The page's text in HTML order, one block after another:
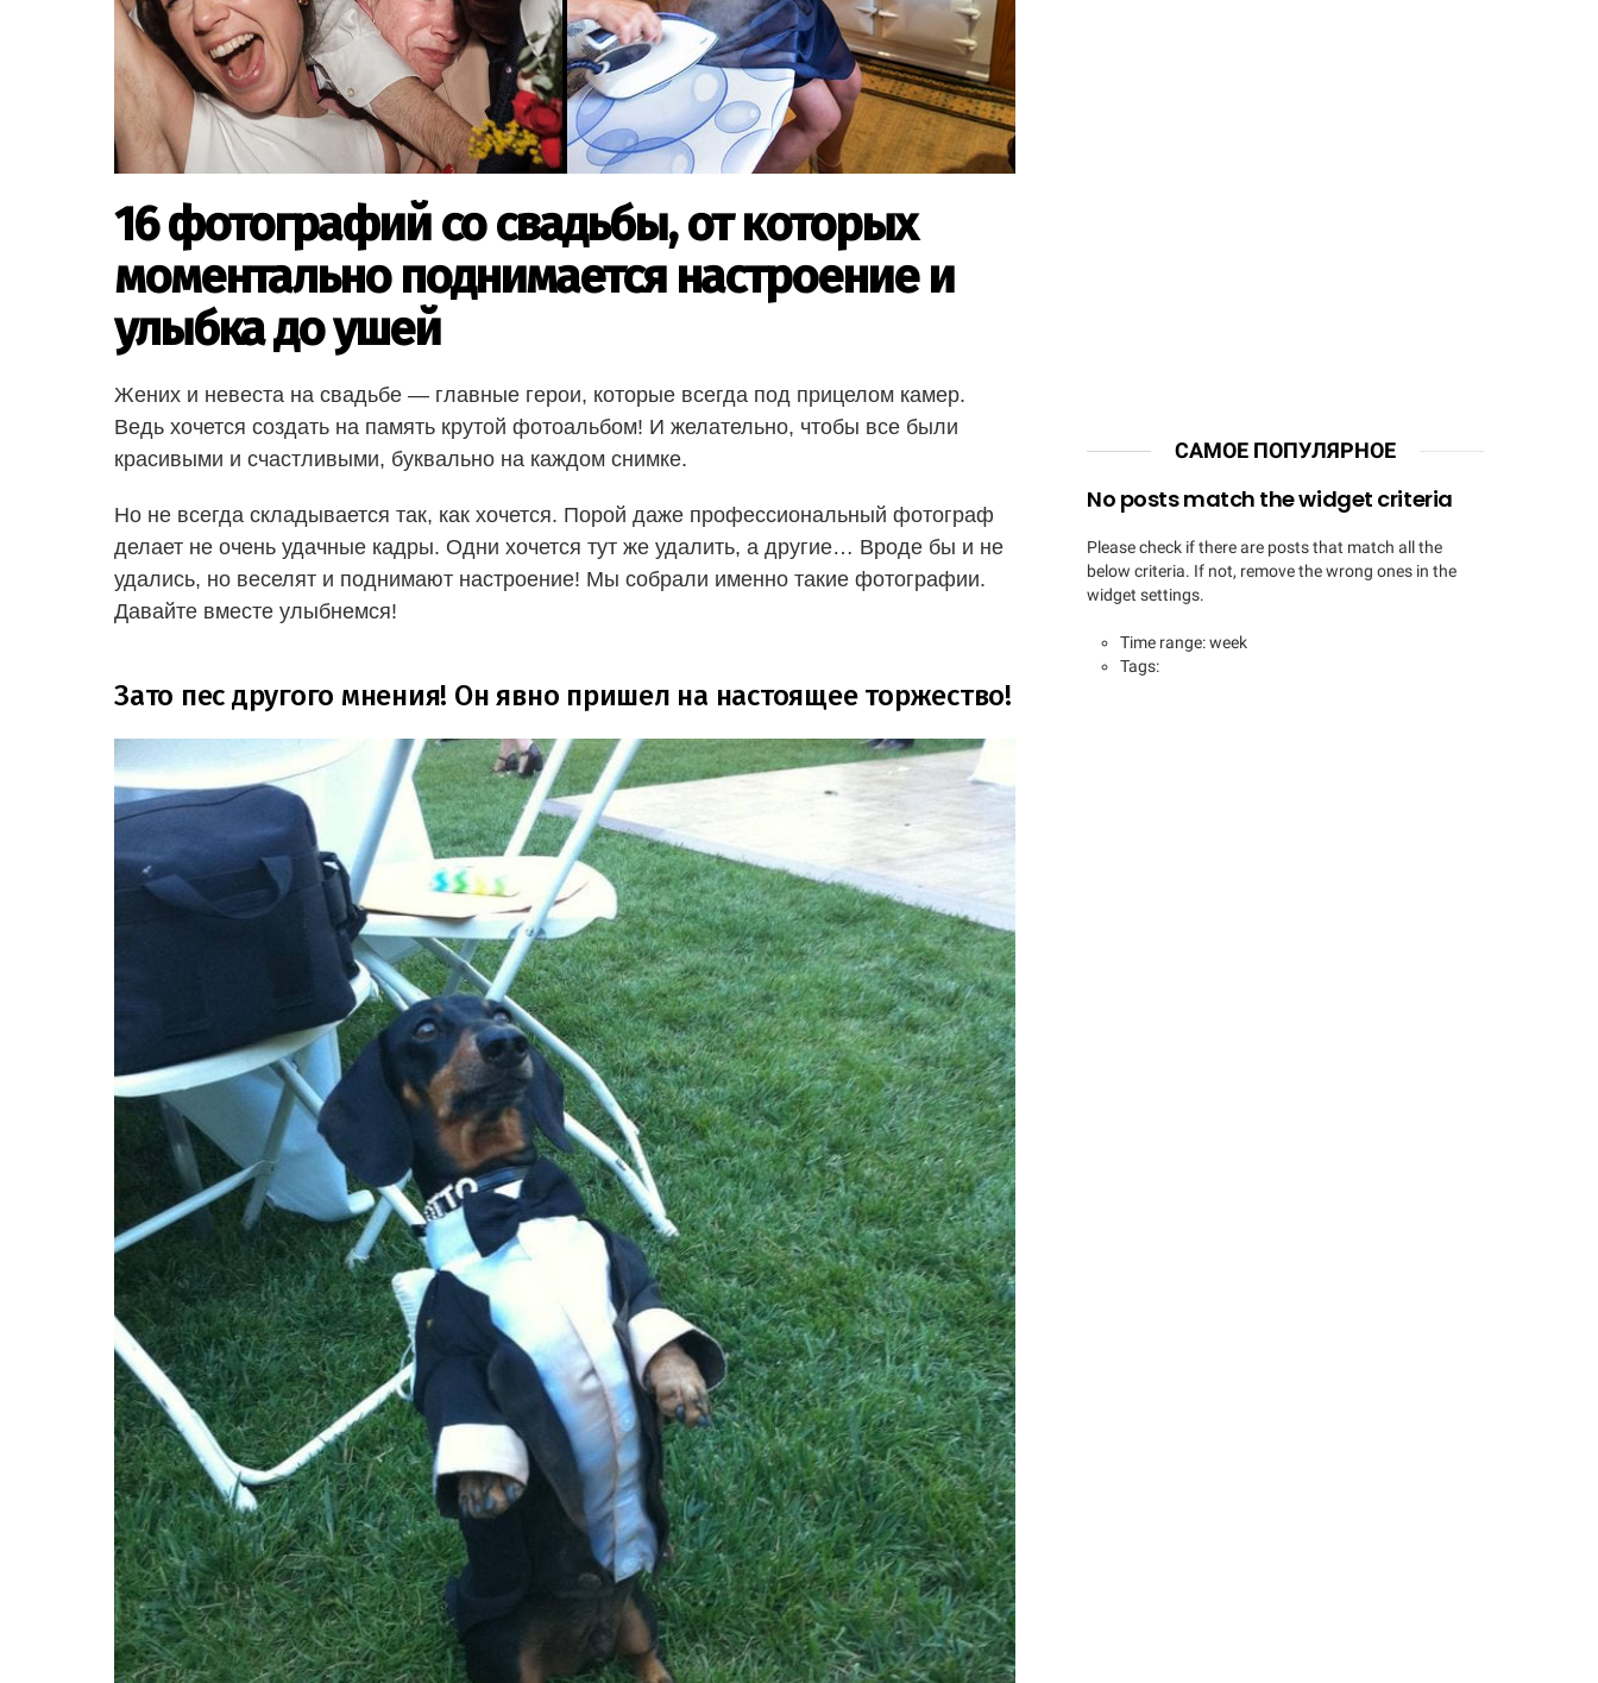
16 фотографий со свадьбы, от которых
моментально поднимается настроение и
улыбка до ушей
Жених и невеста на свадьбе — главные герои, которые всегда под прицелом камер.
Ведь хочется создать на память крутой фотоальбом! И желательно, чтобы все были
красивыми и счастливыми, буквально на каждом снимке.
Но не всегда складывается так, как хочется. Порой даже профессиональный фотограф
делает не очень удачные кадры. Одни хочется тут же удалить, а другие… Вроде бы и не
удались, но веселят и поднимают настроение! Мы собрали именно такие фотографии.
Давайте вместе улыбнемся!
Зато пес другого мнения! Он явно пришел на настоящее торжество!
САМОЕ ПОПУЛЯРНОЕ
No posts match the widget criteria
Please check if there are posts that match all the
below criteria. If not, remove the wrong ones in the
widget settings.
Time range: week
Tags: